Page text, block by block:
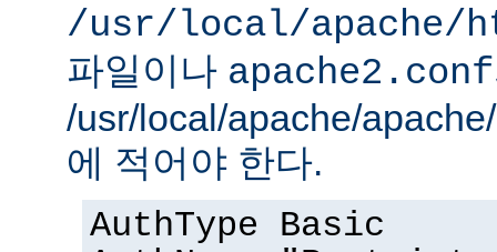
/usr/local/apache/
파일이나 apache2.conf
/usr/local/apache/
에 적어야 한다.
AuthType Basic